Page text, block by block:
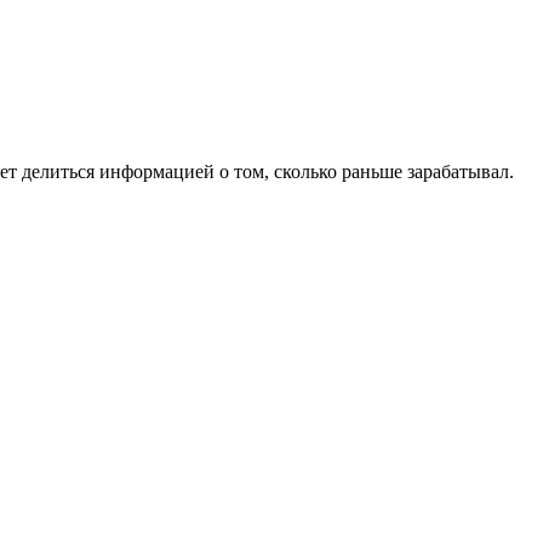
информацией о том, сколько раньше зарабатывал.